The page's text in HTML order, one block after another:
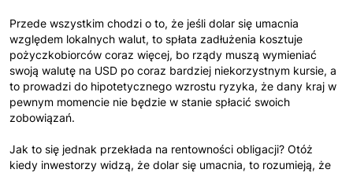
Przede wszystkim chodzi o to, że jeśli dolar się umacnia
względem lokalnych walut, to spłata zadłużenia kosztuje
pożyczkobiorców coraz więcej, bo rządy muszą wymieniać
swoją walutę na USD po coraz bardziej niekorzystnym kursie, a
to prowadzi do hipotetycznego wzrostu ryzyka, że dany kraj w
pewnym momencie nie będzie w stanie spłacić swoich
zobowiązań.
Jak to się jednak przekłada na rentowności obligacji? Otóż
kiedy inwestorzy widzą, że dolar się umacnia, to rozumieją, że